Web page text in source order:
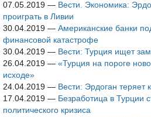
07.05.2019 — Вести. Экономика:
проиграть в Ливии
30.04.2019 — Американские банки
финансовой катастрофе
30.04.2019 — Вести: Турция ищет
26.04.2019 — «Турция на пороге
исходе»
24.04.2019 — Вести: Эрдоган теряет
17.04.2019 — Безработица в Турции
политического кризиса